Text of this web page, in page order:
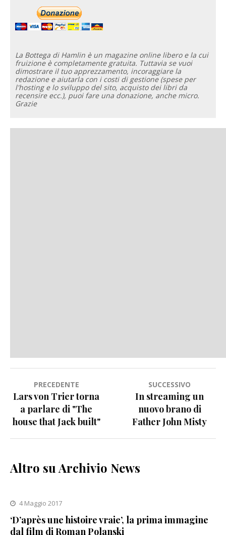
La Bottega di Hamlin è un magazine online libero e la cui
fruizione è completamente gratuita. Tuttavia se vuoi
dimostrare il tuo apprezzamento, incoraggiare la
redazione e aiutarla con i costi di gestione (spese per
l'hosting e lo sviluppo del sito, acquisto dei libri da
recensire ecc.), puoi fare una donazione, anche micro.
Grazie
Navigazione
articoli
PRECEDENTE
Lars von Trier torna
a parlare di "The
house that Jack built"
SUCCESSIVO
In streaming un
nuovo brano di
Father John Misty
Altro su Archivio News
4 Maggio 2017
‘D’après une histoire vraie’, la prima immagine
dal film di Roman Polanski